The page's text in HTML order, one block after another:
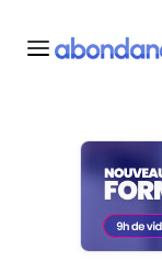
Toutes les actus
Actus SEO
Plateforme